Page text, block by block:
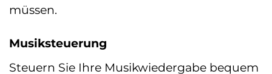
müssen.
Musiksteuerung
Steuern Sie Ihre Musikwiedergabe bequem